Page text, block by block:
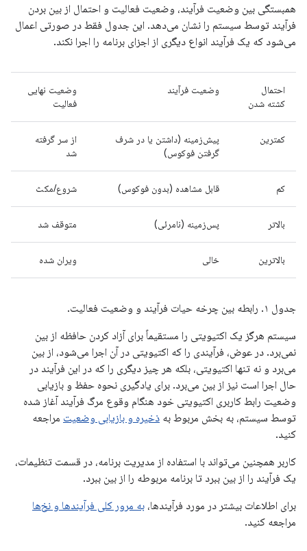
همبستگی بین وضعیت فرآیند، وضعیت فعالیت و احتمال از بین بردن
فرآیند توسط سیستم را نشان می‌دهد. این جدول فقط در صورتی اعمال
می‌شود که یک فرآیند انواع دیگری از اجزای برنامه را اجرا نکند.
احتمال
کشته شدن
وضعیت فرآیند
وضعیت نهایی
فعالیت
کمترین
پیش‌زمینه (داشتن یا در شرف
گرفتن فوکوس)
از سر گرفته
شد
کم قابل مشاهده (بدون فوکوس) شروع/مکث
بالاتر پس‌زمینه (نامرئی) متوقف شد
بالاترین خالی ویران شده
جدول ۱. رابطه بین چرخه حیات فرآیند و وضعیت فعالیت.
سیستم هرگز یک اکتیویتی را مستقیماً برای آزاد کردن حافظه از بین
نمی‌برد. در عوض، فرآیندی را که اکتیویتی در آن اجرا می‌شود، از بین
می‌برد و نه تنها اکتیویتی، بلکه هر چیز دیگری را که در این فرآیند در
حال اجرا است نیز از بین می‌برد. برای یادگیری نحوه حفظ و بازیابی
وضعیت رابط کاربری اکتیویتی خود هنگام وقوع مرگ فرآیند آغاز شده
توسط سیستم، به بخش مربوط به ذخیره و بازیابی وضعیت مراجعه
کنید.
کاربر همچنین می‌تواند با استفاده از مدیریت برنامه، در قسمت تنظیمات،
یک فرآیند را از بین ببرد تا برنامه مربوطه را از بین ببرد.
برای اطلاعات بیشتر در مورد فرآیندها، به مرور کلی فرآیندها و نخ‌ها
مراجعه کنید.